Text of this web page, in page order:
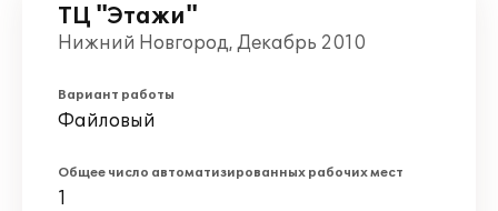
ТЦ "Этажи"
Нижний Новгород, Декабрь 2010
Вариант работы
Файловый
Общее число автоматизированных рабочих мест
1